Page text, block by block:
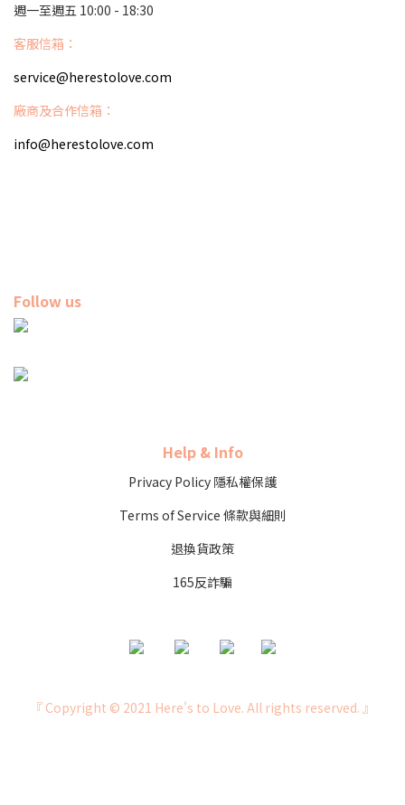
週一至週五 10:00 - 18:30
客服信箱：
service@herestolove.com
廠商及合作信箱：
info@herestolove.com
Follow us
Help & Info
Privacy Policy 隱私權保護
Terms of Service 條款與細則
退換貨政策
165反詐騙
『 Copyright © 2021 Here's to Love. All rights reserved. 』